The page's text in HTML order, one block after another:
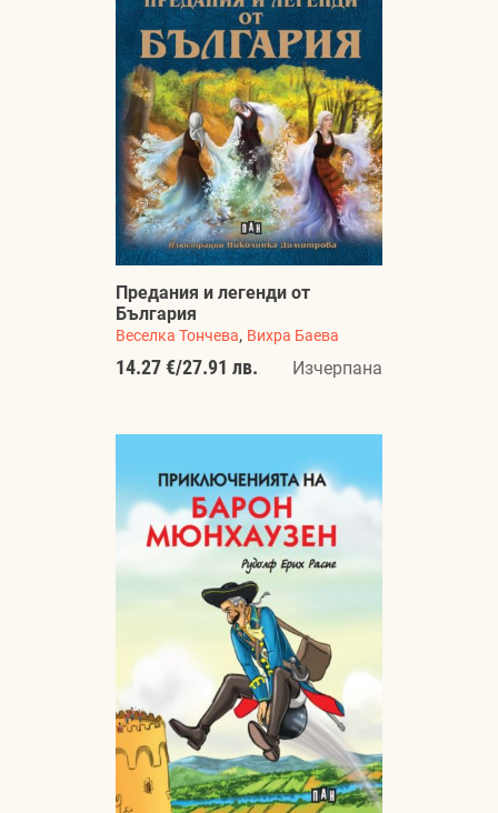
Предания и легенди от
България
Веселка Тончева, Вихра Баева
14.27 €/27.91 лв. Изчерпана